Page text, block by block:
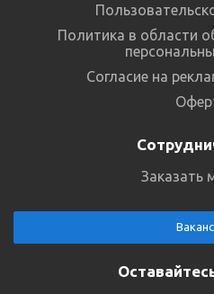
Политика в области
Согласие на
Заказать